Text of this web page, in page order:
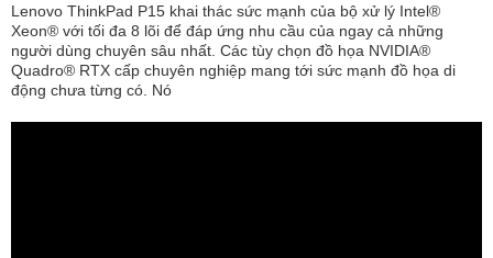
Lenovo ThinkPad P15 khai thác sức mạnh của bộ xử lý Intel®
Xeon® với tối đa 8 lõi để đáp ứng nhu cầu của ngay cả những
người dùng chuyên sâu nhất. Các tùy chọn đồ họa NVIDIA®
Quadro® RTX cấp chuyên nghiệp mang tới sức mạnh đồ họa di
động chưa từng có. Nó